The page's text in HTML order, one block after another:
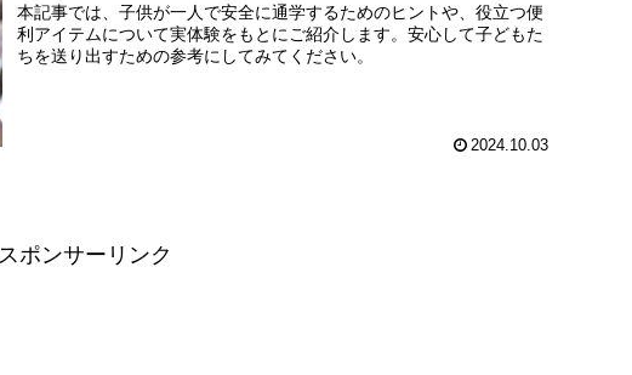
本記事では、子供が一人で安全に通学するためのヒントや、役立つ便
利アイテムについて実体験をもとにご紹介します。安心して子どもた
ちを送り出すための参考にしてみてください。
2024.10.03
スポンサーリンク